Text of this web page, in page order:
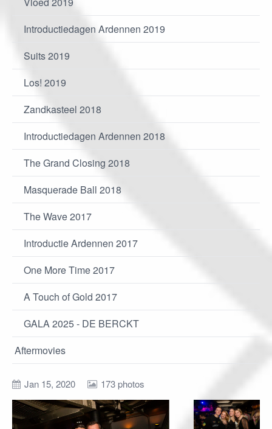
Introductiedagen Ardennen 2019
Suits 2019
Los! 2019
Zandkasteel 2018
Introductiedagen Ardennen 2018
The Grand Closing 2018
Masquerade Ball 2018
The Wave 2017
Introductie Ardennen 2017
One More Time 2017
A Touch of Gold 2017
GALA 2025 - DE BERCKT
Aftermovies
Jan 15, 2020 173 photos